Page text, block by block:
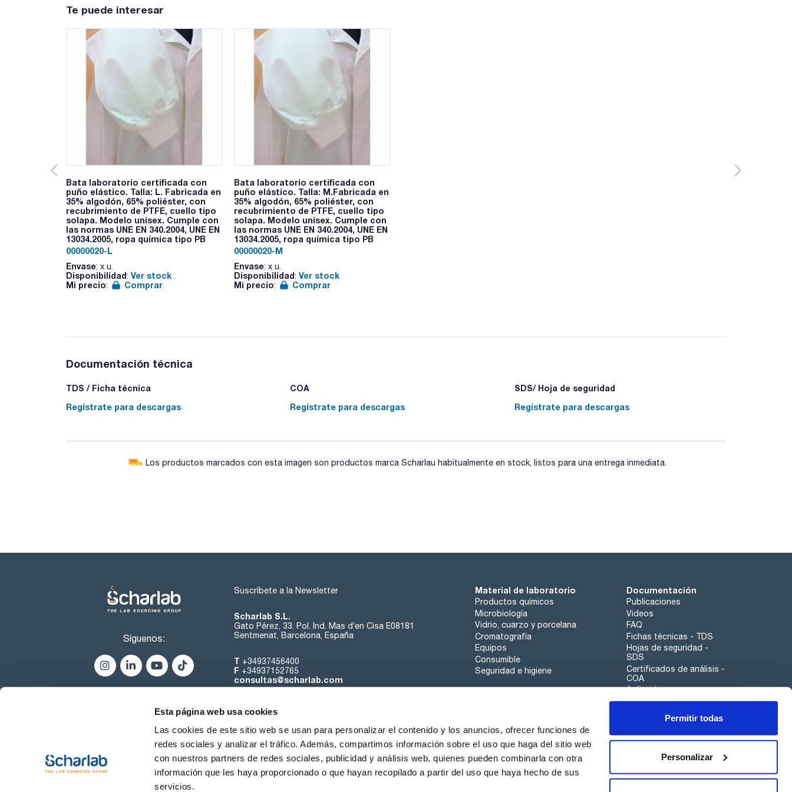
Esta página web usa cookies
Las cookies de este sitio web se usan para personalizar el contenido y los anuncios, ofrecer funciones de
redes sociales y analizar el tráfico. Además, compartimos información sobre el uso que haga del sitio web
con nuestros partners de redes sociales, publicidad y análisis web, quienes pueden combinarla con otra
información que les haya proporcionado o que hayan recopilado a partir del uso que haya hecho de sus
servicios.
Permitir todas
Personalizar
Te puede interesar
Bata laboratorio certificada con
puño elástico. Talla: L. Fabricada en
35% algodón, 65% poliéster, con
recubrimiento de PTFE, cuello tipo
solapa. Modelo unisex. Cumple con
las normas UNE EN 340.2004, UNE EN
13034.2005, ropa química tipo PB
00000020-L
Envase: x u.
Disponibilidad: Ver stock
Mi precio: Comprar
Bata laboratorio certificada con
puño elástico. Talla: M.Fabricada en
35% algodón, 65% poliéster, con
recubrimiento de PTFE, cuello tipo
solapa. Modelo unisex. Cumple con
las normas UNE EN 340.2004, UNE EN
13034.2005, ropa química tipo PB
00000020-M
Envase: x u.
Disponibilidad: Ver stock
Mi precio: Comprar
Documentación técnica
TDS / Ficha técnica
Regístrate para descargas
COA
Regístrate para descargas
SDS/ Hoja de seguridad
Regístrate para descargas
Los productos marcados con esta imagen son productos marca Scharlau habitualmente en stock, listos para una entrega inmediata.
Síguenos:
Suscríbete a la Newsletter
Scharlab S.L.
Gato Pérez, 33. Pol. Ind. Mas d’en Cisa E08181
Sentmenat, Barcelona, España
T +34937456400
F +34937152765
consultas@scharlab.com
Material de laboratorio
Productos químicos
Microbiología
Vidrio, cuarzo y porcelana
Cromatografía
Equipos
Consumible
Seguridad e higiene
Documentación
Publicaciones
Videos
FAQ
Fichas técnicas - TDS
Hojas de seguridad -
SDS
Certificados de análisis -
COA
Aplicaciones
Tabla Periódica
Canal de denuncias
Sobre nosotros Contacta Noticias Trabaja con nosotros